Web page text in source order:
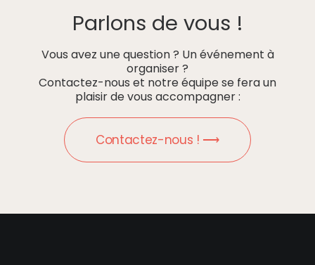
Parlons de vous !
Vous avez une question ? Un événement à
organiser ?
Contactez-nous et notre équipe se fera un
plaisir de vous accompagner :
Contactez-nous ! ⟶